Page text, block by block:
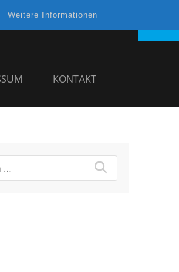
Weitere Informationen
KONTAKT